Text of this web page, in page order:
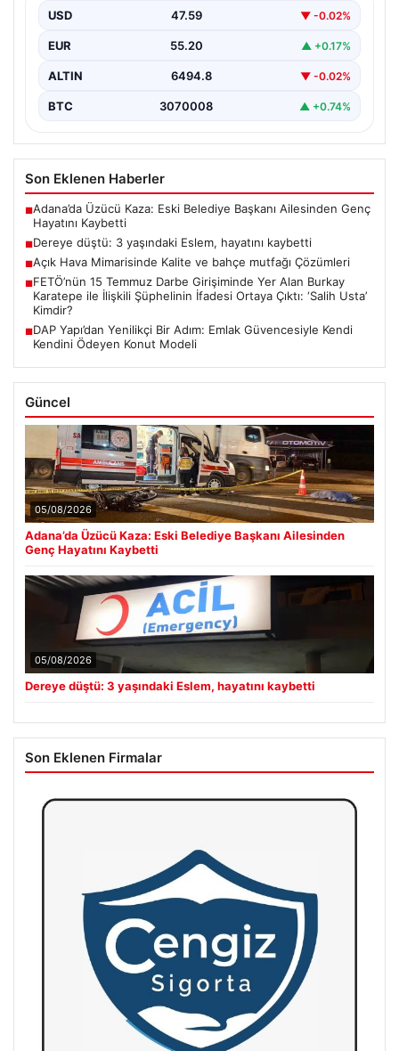
USD 47.59 ▼ -0.02%
EUR 55.20 ▲ +0.17%
ALTIN 6494.8 ▼ -0.02%
BTC 3070008 ▲ +0.74%
Son Eklenen Haberler
■Adana’da Üzücü Kaza: Eski Belediye Başkanı Ailesinden Genç
Hayatını Kaybetti
■Dereye düştü: 3 yaşındaki Eslem, hayatını kaybetti
■Açık Hava Mimarisinde Kalite ve bahçe mutfağı Çözümleri
■FETÖ’nün 15 Temmuz Darbe Girişiminde Yer Alan Burkay
Karatepe ile İlişkili Şüphelinin İfadesi Ortaya Çıktı: ‘Salih Usta’
Kimdir?
■DAP Yapı’dan Yenilikçi Bir Adım: Emlak Güvencesiyle Kendi
Kendini Ödeyen Konut Modeli
Güncel
05/08/2026
Adana’da Üzücü Kaza: Eski Belediye Başkanı Ailesinden
Genç Hayatını Kaybetti
05/08/2026
Dereye düştü: 3 yaşındaki Eslem, hayatını kaybetti
Son Eklenen Firmalar